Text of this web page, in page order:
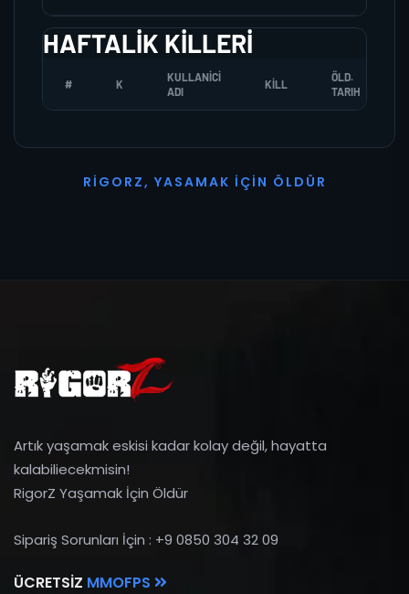
HAFTALIK KILLERI
# K
KULLANICI
ADI
KILL
ÖLD.
TARIH
R I G O R Z, YASAMAK İ ÇI N Ö L D Ü R
Artık yaşamak eskisi kadar kolay değil, hayatta
kalabiliecekmisin!
RigorZ Yaşamak İçin Öldür
Sipariş Sorunları İçin : +9 0850 304 32 09
ÜCRETSIZ MMOFPS